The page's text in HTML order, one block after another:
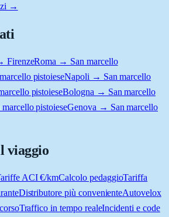
→
FirenzeRoma → San marcello
pistoieseNapoli → San marcello
pistoieseBologna → San marcello
pistoieseGenova → San marcello
viaggio
ACI €/kmCalcolo pedaggioTariffa
Distributore più convenienteAutovelox
Traffico in tempo realeIncidenti e code